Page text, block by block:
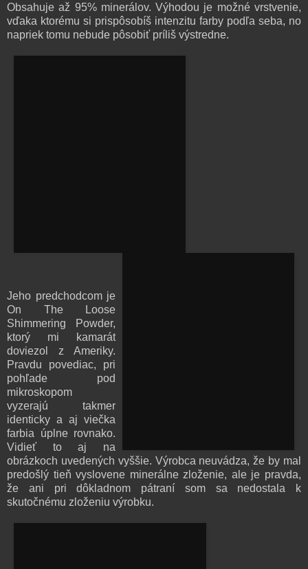
Obsahuje až 95% minerálov. Výhodou je možné vrstvenie,
vďaka ktorému si prispôsobíš intenzitu farby podľa seba, no
napriek tomu nebude pôsobiť príliš výstredne.
Jeho predchodcom je
On The Loose
Shimmering Powder,
ktorý mi kamarát
doviezol z Ameriky.
Pravdu povediac, pri
pohľade pod
mikroskopom
vyzerajú takmer
identicky a aj viečka
farbia úplne rovnako.
Vidieť to aj na
obrázkoch uvedených vyššie. Výrobca neuvádza, že by mal
predošlý tieň vyslovene minerálne zloženie, ale je pravda,
že ani pri dôkladnom pátraní som sa nedostala k
skutočnému zloženiu výrobku.